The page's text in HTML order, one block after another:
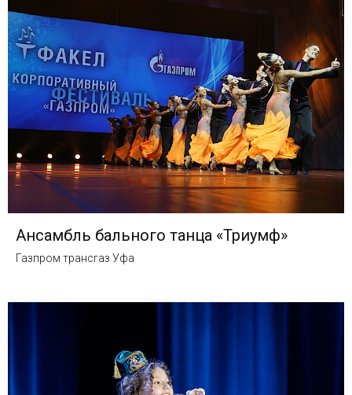
Ансамбль бального танца «Триумф»
Газпром трансгаз Уфа